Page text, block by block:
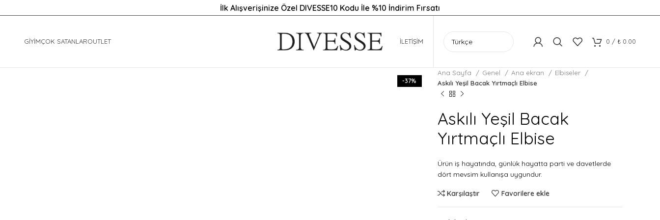
İlk Alışverişinize Özel DIVESSE10 Kodu İle %10 İndirim Fırsatı
GIYIMÇOK SATANLAROUTLET İLETIŞIM 0 / ₺ 0.00
-37%
Ana Sayfa Genel Ana ekran
Elbiseler
Askılı Yeşil Bacak Yırtmaçlı Elbise
Askılı Yeşil Bacak
Yırtmaçlı Elbise
Ürün iş hayatında, günlük hayatta parti ve davetlerde
dört mevsim kullanışa uygundur.
Karşılaştır Favorilere ekle